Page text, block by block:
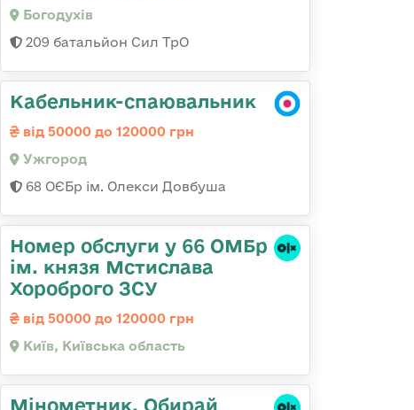
Богодухів
209 батальйон Сил ТрО
Кабельник-спаювальник
від 50000 до 120000 грн
Ужгород
68 ОЄБр ім. Олекси Довбуша
Номер обслуги у 66 ОМБр
ім. князя Мстислава
Хороброго ЗСУ
від 50000 до 120000 грн
Київ, Київська область
Мінометник. Обирай